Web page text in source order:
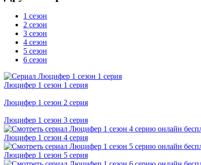
1 сезон
2 сезон
3 сезон
4 сезон
5 сезон
6 сезон
Люцифер 1 cезон 1 cерия
Люцифер 1 cезон 2 cерия
Люцифер 1 cезон 3 cерия
Люцифер 1 cезон 4 cерия
Люцифер 1 cезон 5 cерия